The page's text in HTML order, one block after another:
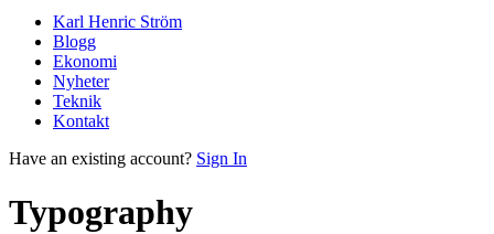
Karl Henric Ström
Blogg
Ekonomi
Nyheter
Teknik
Kontakt
Have an existing account? Sign In
Typography